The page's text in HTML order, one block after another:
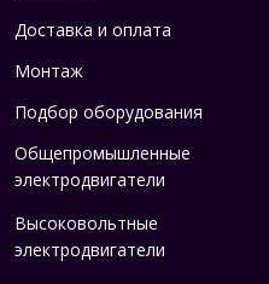
Доставка и оплата
Монтаж
Подбор оборудования
Общепромышленные
электродвигатели
Высоковольтные
электродвигатели